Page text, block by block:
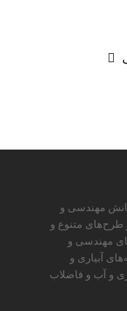
دانش مهندسی و
طرح‌های متنوع و
مهندسی و
آبیاری و
و آب و فاضلاب